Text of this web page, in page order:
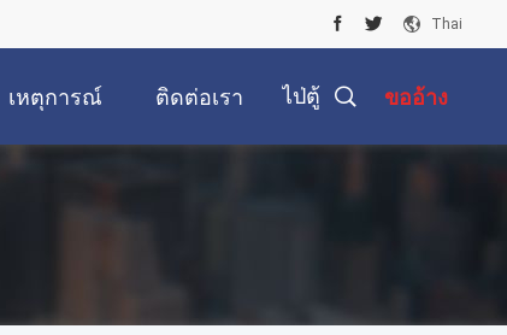
Thai
เหตุการณ์ ติดต่อเรา ไป่ตู้ ขออ้าง